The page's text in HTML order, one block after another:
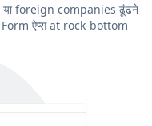
या foreign companies ढूंढने
ऐप्स at rock-bottom